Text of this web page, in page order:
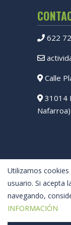
Utilizamos
usuario. Si acepta
navegando,
INFORMACIÓN
622
Calle
31014
Nafarroa)